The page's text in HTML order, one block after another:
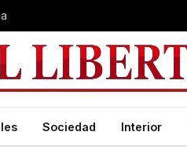
Sociedad Interior